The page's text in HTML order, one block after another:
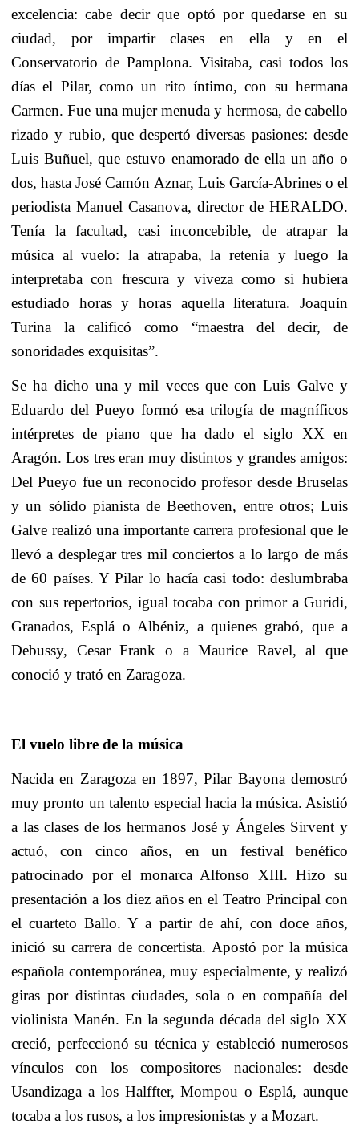
excelencia: cabe decir que optó por quedarse en su
ciudad, por impartir clases en ella y en el
Conservatorio de Pamplona. Visitaba, casi todos los
días el Pilar, como un rito íntimo, con su hermana
Carmen. Fue una mujer menuda y hermosa, de cabello
rizado y rubio, que despertó diversas pasiones: desde
Luis Buñuel, que estuvo enamorado de ella un año o
dos, hasta José Camón Aznar, Luis García-Abrines o el
periodista Manuel Casanova, director de HERALDO.
Tenía la facultad, casi inconcebible, de atrapar la
música al vuelo: la atrapaba, la retenía y luego la
interpretaba con frescura y viveza como si hubiera
estudiado horas y horas aquella literatura. Joaquín
Turina la calificó como “maestra del decir, de
sonoridades exquisitas”.
Se ha dicho una y mil veces que con Luis Galve y
Eduardo del Pueyo formó esa trilogía de magníficos
intérpretes de piano que ha dado el siglo XX en
Aragón. Los tres eran muy distintos y grandes amigos:
Del Pueyo fue un reconocido profesor desde Bruselas
y un sólido pianista de Beethoven, entre otros; Luis
Galve realizó una importante carrera profesional que le
llevó a desplegar tres mil conciertos a lo largo de más
de 60 países. Y Pilar lo hacía casi todo: deslumbraba
con sus repertorios, igual tocaba con primor a Guridi,
Granados, Esplá o Albéniz, a quienes grabó, que a
Debussy, Cesar Frank o a Maurice Ravel, al que
conoció y trató en Zaragoza.
El vuelo libre de la música
Nacida en Zaragoza en 1897, Pilar Bayona demostró
muy pronto un talento especial hacia la música. Asistió
a las clases de los hermanos José y Ángeles Sirvent y
actuó, con cinco años, en un festival benéfico
patrocinado por el monarca Alfonso XIII. Hizo su
presentación a los diez años en el Teatro Principal con
el cuarteto Ballo. Y a partir de ahí, con doce años,
inició su carrera de concertista. Apostó por la música
española contemporánea, muy especialmente, y realizó
giras por distintas ciudades, sola o en compañía del
violinista Manén. En la segunda década del siglo XX
creció, perfeccionó su técnica y estableció numerosos
vínculos con los compositores nacionales: desde
Usandizaga a los Halffter, Mompou o Esplá, aunque
tocaba a los rusos, a los impresionistas y a Mozart.